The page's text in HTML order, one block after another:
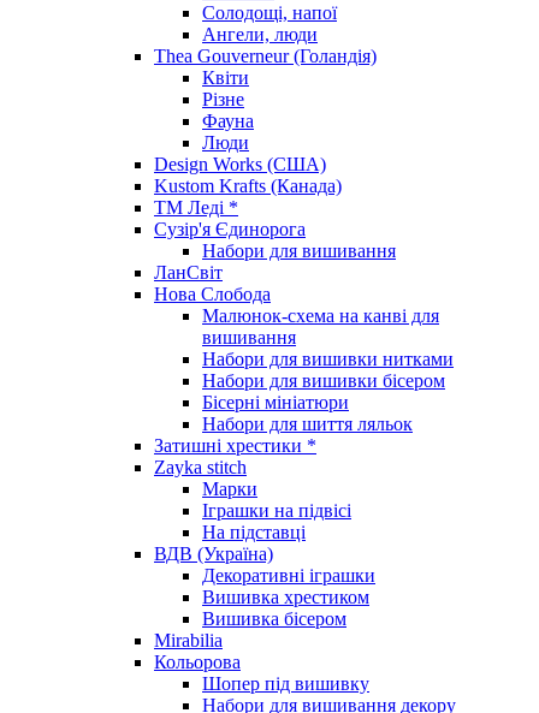
Солодощі, напої
Ангели, люди
Thea Gouverneur (Голандія)
Квіти
Різне
Фауна
Люди
Design Works (США)
Kustom Krafts (Канада)
ТМ Леді *
Сузір'я Єдинорога
Набори для вишивання
ЛанСвіт
Нова Слобода
Малюнок-схема на канві для
вишивання
Набори для вишивки нитками
Набори для вишивки бісером
Бісерні мініатюри
Набори для шиття ляльок
Затишні хрестики *
Zayka stitch
Марки
Іграшки на підвісі
На підставці
ВДВ (Україна)
Декоративні іграшки
Вишивка хрестиком
Вишивка бісером
Mirabilia
Кольорова
Шопер під вишивку
Набори для вишивання декору